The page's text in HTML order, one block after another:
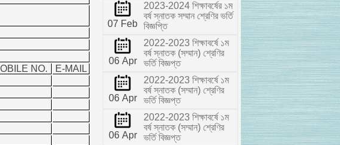
NO.
E-MAIL
07 Feb
2023-2024 শিক্ষাবর্ষের ১ম
বর্ষ স্নাতক সম্মান শ্রেণির ভর্তি
বিজ্ঞপ্তি
06 Apr
2022-2023 শিক্ষাবর্ষে ১ম
বর্ষ স্নাতক (সম্মান) শ্রেণির
ভর্তি বিজ্ঞপ্ত
06 Apr
2022-2023 শিক্ষাবর্ষে ১ম
বর্ষ স্নাতক (সম্মান) শ্রেণির
ভর্তি বিজ্ঞপ্ত
06 Apr
2022-2023 শিক্ষাবর্ষে ১ম
বর্ষ স্নাতক (সম্মান) শ্রেণির
ভর্তি বিজ্ঞপ্ত